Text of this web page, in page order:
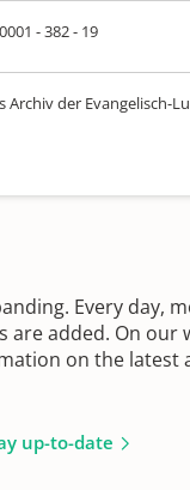
- 382 - 19
Archiv der Evangelisch-
Every day,
added. On our
on the latest
up-to-date